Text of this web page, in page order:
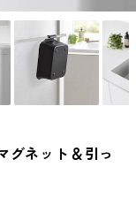
グネット＆引っ